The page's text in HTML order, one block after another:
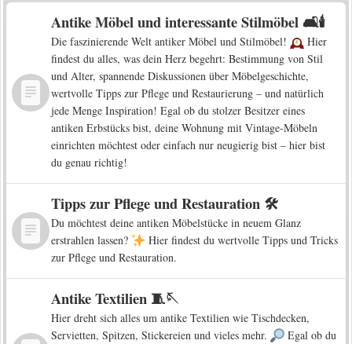
Antike Möbel und interessante Stilmöbel 🛋️🕯️
Die faszinierende Welt antiker Möbel und Stilmöbel!
Hier
findest du alles, was dein Herz begehrt: Bestimmung von Stil
und Alter, spannende Diskussionen über Möbelgeschichte,
wertvolle Tipps zur Pflege und Restaurierung – und natürlich
jede Menge Inspiration! Egal ob du stolzer Besitzer eines
antiken Erbstücks bist, deine Wohnung mit Vintage-Möbeln
einrichten möchtest oder einfach nur neugierig bist – hier bist
du genau richtig!
Tipps zur Pflege und Restauration 🛠️
Du möchtest deine antiken Möbelstücke in neuem Glanz
erstrahlen lassen?
Hier findest du wertvolle Tipps und Tricks
zur Pflege und Restauration.
Antike Textilien 🧵🪡
Hier dreht sich alles um antike Textilien wie Tischdecken,
Servietten, Spitzen, Stickereien und vieles mehr.
Egal ob du